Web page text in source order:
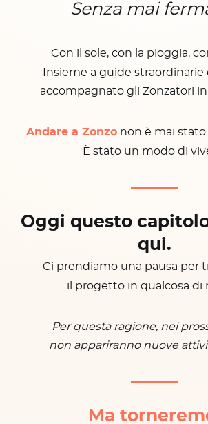
Senza mai
Con il sole, con la pioggia,
Insieme a guide
accompagnato gli Zonzatori
Andare a Zonzonon è mai stato
È stato un modo di
Oggi questo
qui.
Ci prendiamo una pausa per
il progetto in qualcosa di
Per questa ragione, nei
non appariranno nuove
Ma